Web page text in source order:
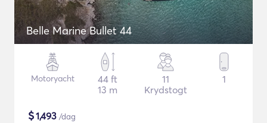
Belle Marine Bullet 44
Motoryacht
44 ft
13 m
11
Krydstogt
1
$1,493 /dag